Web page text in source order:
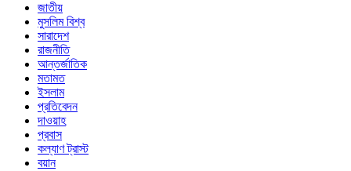
জাতীয়
মুসলিম বিশ্ব
সারাদেশ
রাজনীতি
আন্তর্জাতিক
মতামত
ইসলাম
প্রতিবেদন
দাওয়াহ
প্রবাস
কল্যাণ ট্রাস্ট
বয়ান